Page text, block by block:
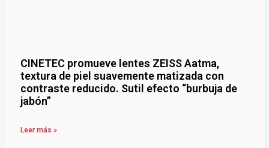
CINETEC promueve lentes ZEISS Aatma,
textura de piel suavemente matizada con
contraste reducido. Sutil efecto “burbuja de
jabón”
Leer más »